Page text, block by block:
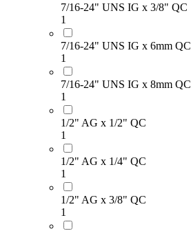
7/16-24" UNS IG x 3/8" QC
1
7/16-24" UNS IG x 6mm QC
1
7/16-24" UNS IG x 8mm QC
1
1/2" AG x 1/2" QC
1
1/2" AG x 1/4" QC
1
1/2" AG x 3/8" QC
1